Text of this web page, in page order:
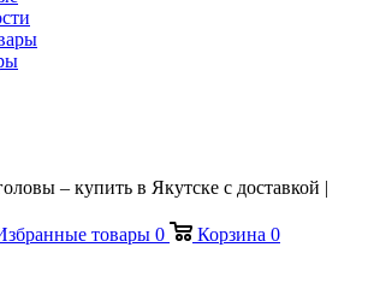
– купить в Якутске с доставкой |
товары 0 Корзина 0